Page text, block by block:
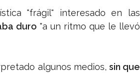
"frágil" interesado en las
duro "a un ritmo que le llevó
algunos medios, sin que